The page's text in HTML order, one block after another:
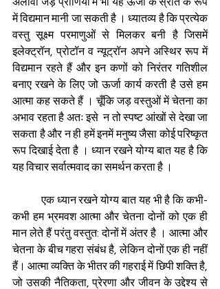
में विद्यमान मानी जा सकती है । ध्यातव्य है कि प्रत्येक
वस्तु सूक्ष्म परमाणुओं से मिलकर बनी है जिसमें
इलेक्ट्रॉन, प्रोटॉन व न्यूट्रॉन अपने अस्थिर रूप में
विद्यमान रहते हैं और इन कणों को निरंतर गतिशील
बनाए रखने के लिए जो ऊर्जा कार्य करती है उसे हम
आत्मा कह सकते हैं । चूँकि जड़ वस्तुओं में चेतना का
अभाव रहता है अतः इसे  न तो स्पष्ट आंखों से देखा जा
सकता है और न ही हमें इनमें मनुष्य जैसा कोई परिष्कृत
रूप दिखाई देता है । ध्यान रखने योग्य बात यह है कि
यह विचार सर्वात्मवाद का समर्थन करता है ।
एक ध्यान रखने योग्य बात यह भी है कि कभी-
कभी हम भ्रमवश आत्मा और चेतना दोनों को एक ही
मान लेते हैं परंतु वस्तुत: दोनों में अंतर है । आत्मा और
चेतना के बीच गहरा संबंध है, लेकिन दोनों एक ही नहीं
हैं। आत्मा व्यक्ति के भीतर की गहराई में छिपी शक्ति है,
जो उसकी नैतिकता, प्रेरणा और जीवन के उद्देश्य से